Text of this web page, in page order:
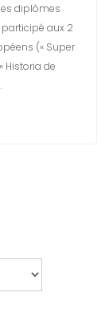
diplômes
participé aux 2
(« Super
Historia de